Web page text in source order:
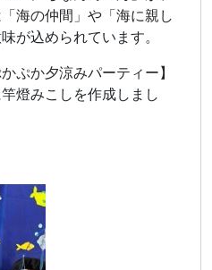
海の仲間」や「海に親し
が込められています。
ぷか夕涼みパーティー】
燈みこしを作成しまし